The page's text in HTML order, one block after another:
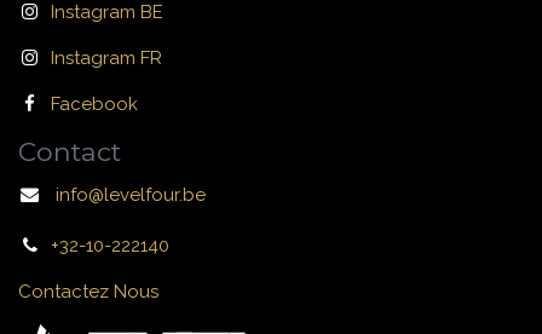
Instagram BE
Instagram FR
Facebook
Contact
info@levelfour.be
+32-10-222140
Contactez Nous